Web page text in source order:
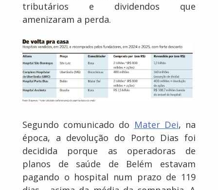
tributários e dividendos que
amenizaram a perda.
Segundo comunicado do Mater Dei, na
época, a devolução do Porto Dias foi
decidida porque as operadoras de
planos de saúde de Belém estavam
pagando o hospital num prazo de 119